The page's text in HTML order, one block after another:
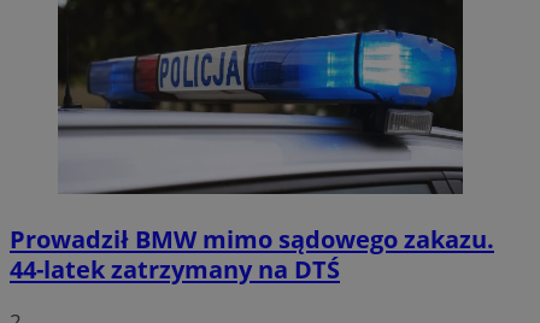
Prowadził BMW mimo sądowego zakazu.
44-latek zatrzymany na DTŚ